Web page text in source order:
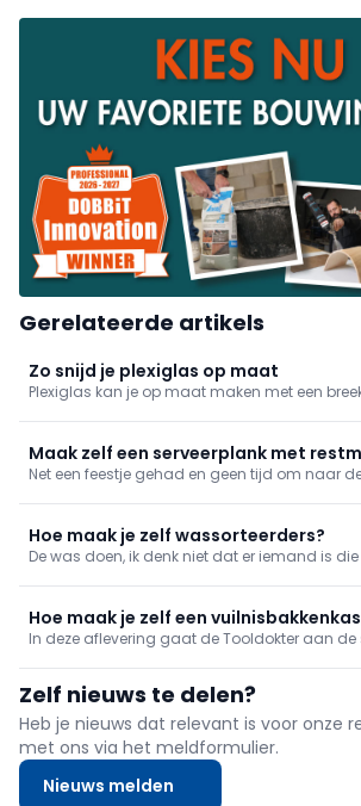
Gerelateerde artikels
Zo snijd je plexiglas op maat
Plexiglas kan je op maat maken met een
Maak zelf een serveerplank met
Net een feestje gehad en geen tijd om naar
Hoe maak je zelf wassorteerders?
De was doen, ik denk niet dat er iemand is
Beloofd!
Hoe maak je zelf een
In deze aflevering gaat de Tooldokter aan
plexiglas in de raamkaders.
Zelf nieuws te delen?
Heb je nieuws dat relevant is voor onze
met ons via het meldformulier.
Nieuws melden